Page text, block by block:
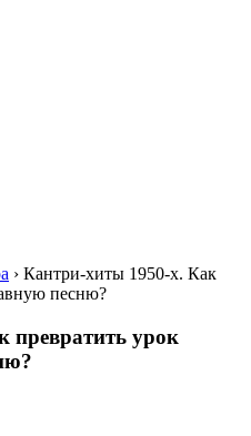
› Кантри-хиты 1950-х. Как
песню?
превратить урок